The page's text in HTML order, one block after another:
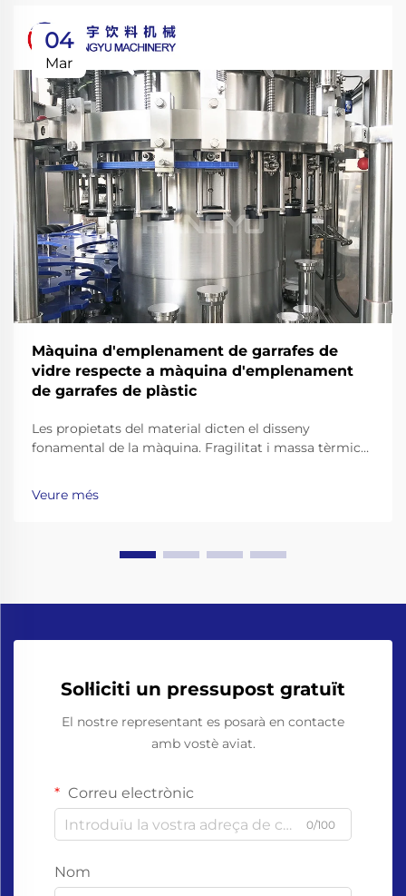
04
Mar
Màquina d'emplenament de garrafes de
vidre respecte a màquina d'emplenament
de garrafes de plàstic
Les propietats del material dicten el disseny
fonamental de la màquina. Fragilitat i massa tèrmica
botelles de vidre requereixen xassís reforçats, cintes
transportadores amb amortiment de xocs i pinces de
Veure més
Sol·liciti un pressupost gratuït
El nostre representant es posarà en contacte
amb vostè aviat.
Correu electrònic
0/100
Nom